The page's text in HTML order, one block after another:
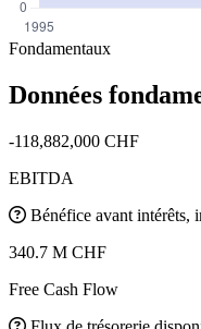
Fondamentaux
Données
-118,882,000 CHF
EBITDA
Bénéfice avant intérêts,
340.7 M CHF
Free Cash Flow